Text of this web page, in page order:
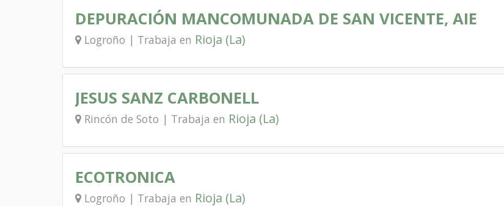
DEPURACIÓN MANCOMUNADA DE SAN VICENTE, AIE
Logroño | Trabaja en Rioja (La)
JESUS SANZ CARBONELL
Rincón de Soto | Trabaja en Rioja (La)
ECOTRONICA
Logroño | Trabaja en Rioja (La)